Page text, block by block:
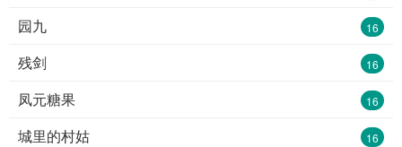
16
园九
16
残剑
16
凤元糖果
16
城里的村姑